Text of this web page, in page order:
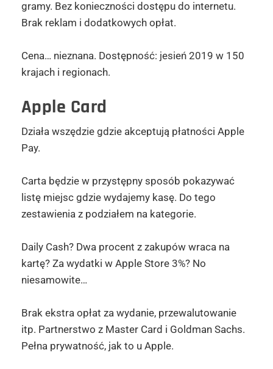
gramy. Bez konieczności dostępu do internetu.
Brak reklam i dodatkowych opłat.
Cena… nieznana. Dostępność: jesień 2019 w 150
krajach i regionach.
Apple Card
Działa wszędzie gdzie akceptują płatności Apple
Pay.
Carta będzie w przystępny sposób pokazywać
listę miejsc gdzie wydajemy kasę. Do tego
zestawienia z podziałem na kategorie.
Daily Cash? Dwa procent z zakupów wraca na
kartę? Za wydatki w Apple Store 3%? No
niesamowite…
Brak ekstra opłat za wydanie, przewalutowanie
itp. Partnerstwo z Master Card i Goldman Sachs.
Pełna prywatność, jak to u Apple.